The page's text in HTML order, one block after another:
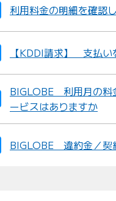
利用料金の明細を確認
【KDDI請求】 支払い
BIGLOBE 利用月の料
ービスはありますか
BIGLOBE 違約金／契